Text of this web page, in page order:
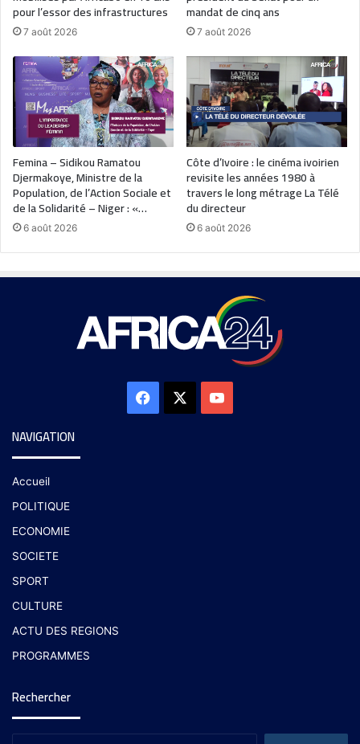
pour l’essor des infrastructures
7 août 2026
mandat de cinq ans
7 août 2026
Femina – Sidikou Ramatou
Djermakoye, Ministre de la
Population, de l’Action Sociale et
de la Solidarité – Niger : «…
6 août 2026
Côte d’Ivoire : le cinéma ivoirien
revisite les années 1980 à
travers le long métrage La Télé
du directeur
6 août 2026
NAVIGATION
Accueil
POLITIQUE
ECONOMIE
SOCIETE
SPORT
CULTURE
ACTU DES REGIONS
PROGRAMMES
Rechercher